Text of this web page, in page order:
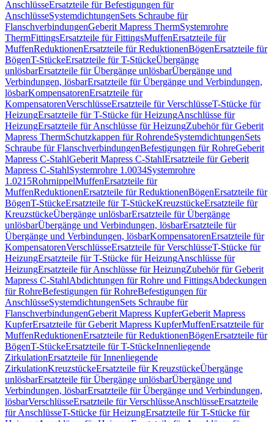
AnschlüsseErsatzteile für Befestigungen für
AnschlüsseSystemdichtungenSets Schraube für
FlanschverbindungenGeberit Mapress ThermSystemrohre
ThermFittingsErsatzteile für FittingsMuffenErsatzteile für
MuffenReduktionenErsatzteile für ReduktionenBögenErsatzteile für
BögenT-StückeErsatzteile für T-StückeÜbergänge
unlösbarErsatzteile für Übergänge unlösbarÜbergänge und
Verbindungen, lösbarErsatzteile für Übergänge und Verbindungen,
lösbarKompensatorenErsatzteile für
KompensatorenVerschlüsseErsatzteile für VerschlüsseT-Stücke für
HeizungErsatzteile für T-Stücke für HeizungAnschlüsse für
HeizungErsatzteile für Anschlüsse für HeizungZubehör für Geberit
Mapress ThermSchutzkappen für RohrendeSystemdichtungenSets
Schraube für FlanschverbindungenBefestigungen für RohreGeberit
Mapress C-StahlGeberit Mapress C-StahlErsatzteile für Geberit
Mapress C-StahlSystemrohre 1.0034Systemrohre
1.0215RohrnippelMuffenErsatzteile für
MuffenReduktionenErsatzteile für ReduktionenBögenErsatzteile für
BögenT-StückeErsatzteile für T-StückeKreuzstückeErsatzteile für
KreuzstückeÜbergänge unlösbarErsatzteile für Übergänge
unlösbarÜbergänge und Verbindungen, lösbarErsatzteile für
Übergänge und Verbindungen, lösbarKompensatorenErsatzteile für
KompensatorenVerschlüsseErsatzteile für VerschlüsseT-Stücke für
HeizungErsatzteile für T-Stücke für HeizungAnschlüsse für
HeizungErsatzteile für Anschlüsse für HeizungZubehör für Geberit
Mapress C-StahlAbdichtungen für Rohre und FittingsAbdeckungen
für RohreBefestigungen für RohreBefestigungen für
AnschlüsseSystemdichtungenSets Schraube für
FlanschverbindungenGeberit Mapress KupferGeberit Mapress
KupferErsatzteile für Geberit Mapress KupferMuffenErsatzteile für
MuffenReduktionenErsatzteile für ReduktionenBögenErsatzteile für
BögenT-StückeErsatzteile für T-StückeInnenliegende
ZirkulationErsatzteile für Innenliegende
ZirkulationKreuzstückeErsatzteile für KreuzstückeÜbergänge
unlösbarErsatzteile für Übergänge unlösbarÜbergänge und
Verbindungen, lösbarErsatzteile für Übergänge und Verbindungen,
lösbarVerschlüsseErsatzteile für VerschlüsseAnschlüsseErsatzteile
für AnschlüsseT-Stücke für HeizungErsatzteile für T-Stücke für